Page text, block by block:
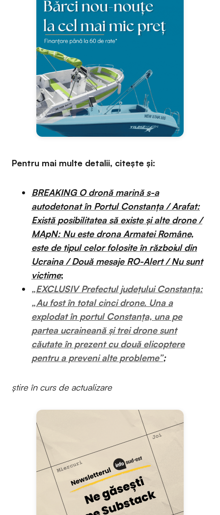
Pentru mai multe detalii, citește și:
BREAKING O dronă marină s-a
autodetonat în Portul Constanța / Arafat:
Există posibilitatea să existe și alte drone /
MApN: Nu este drona Armatei Române,
este de tipul celor folosite în războiul din
Ucraina / Două mesaje RO-Alert / Nu sunt
victime;
„EXCLUSIV Prefectul județului Constanța:
„Au fost în total cinci drone. Una a
explodat în portul Constanța, una pe
partea ucraineană și trei drone sunt
căutate în prezent cu două elicoptere
pentru a preveni alte probleme”;
știre în curs de actualizare